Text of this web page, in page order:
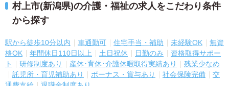
村上市(新潟県)の介護・福祉の求人をこだわり条件
から探す
駅から徒歩10分以内 車通勤可 住宅手当・補助 未経験OK
無資
格OK
年間休日110日以上 土日祝休 日勤のみ
資格取得サポー
ト
研修制度あり 産休･育休･介護休暇取得実績あり
残業少なめ
託児所・育児補助あり
ボーナス・賞与あり 社会保険完備
交